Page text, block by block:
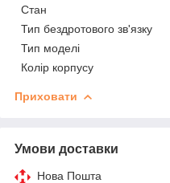
Стан
Тип бездротового зв'язку
Тип моделі
Колір корпусу
Приховати
Умови доставки
Нова Пошта